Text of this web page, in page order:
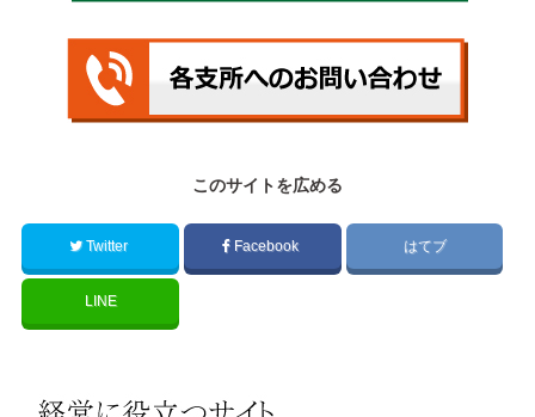
このサイトを広める
Twitter Facebook はてブ
LINE